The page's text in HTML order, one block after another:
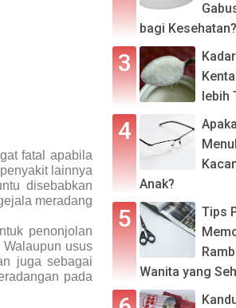
fatal apabila
lainnya
disebabkan
meradang
penonjolan
Walaupun usus
juga sebagai
pada
bagi Kesehatan?
lebih
Anak?
Tips
Wanita yang